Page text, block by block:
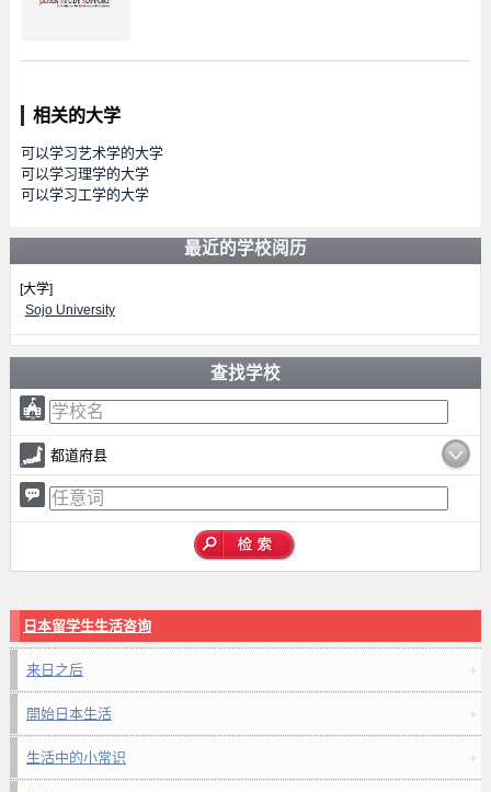
相关的大学
可以学习艺术学的大学
可以学习理学的大学
可以学习工学的大学
最近的学校阅历
[大学]
Sojo University
查找学校
都道府县
日本留学生生活咨询
来日之后
開始日本生活
生活中的小常识